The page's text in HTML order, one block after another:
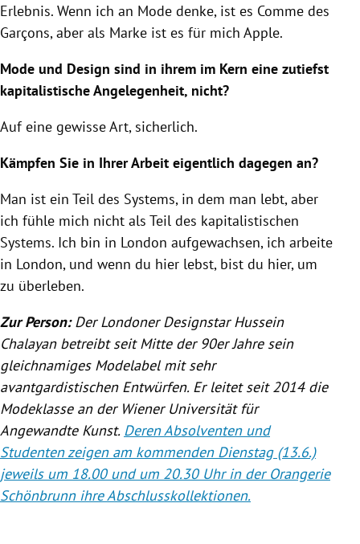
Erlebnis. Wenn ich an Mode denke, ist es Comme des
Garçons, aber als Marke ist es für mich Apple.
Mode und Design sind in ihrem im Kern eine zutiefst
kapitalistische Angelegenheit, nicht?
Auf eine gewisse Art, sicherlich.
Kämpfen Sie in Ihrer Arbeit eigentlich dagegen an?
Man ist ein Teil des Systems, in dem man lebt, aber
ich fühle mich nicht als Teil des kapitalistischen
Systems. Ich bin in London aufgewachsen, ich arbeite
in London, und wenn du hier lebst, bist du hier, um
zu überleben.
Zur Person: Der Londoner Designstar Hussein
Chalayanbetreibt seit Mitte der 90er Jahre sein
gleichnamiges Modelabel mit sehr
avantgardistischen Entwürfen. Er leitet seit 2014 die
Modeklasse an der Wiener Universität für
Angewandte Kunst. Deren Absolventen und
Studenten zeigen am kommenden Dienstag (13.6.)
jeweils um 18.00 und um 20.30 Uhr in der Orangerie
Schönbrunn ihre Abschlusskollektionen.